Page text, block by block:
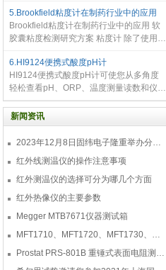
换新特别推广计划 从爱色丽购买全新
eXact 便携式分光光度仪/手持
5.Brookfield粘度计在制药行业中的应用
Brookfield粘度计在制药行业中的应用 软
胶囊粘度检测研究方案 粘度计 除了使用在
多，特别是一些药膏、注射液的配方设计
中，不同的配方导致药
6.HI9124便携式酸度pH计
HI9124便携式酸度pH计可使您从多角度
轻松查看pH、ORP、温度测量读数和仪器
性能状态；具有专用CAL检查电极诊断-
CAL Check™功能，允许用户随时查询电
极状态
新闻资讯
2023年12月8日固纬电子隆重举办分销商答谢会，展示重磅新产品！
红外线测温仪的操作注意事项
红外测温仪的选择可分为哪几个方面
红外热像仪的主要参数
Megger MTB7671仪器测试箱
MFT1710、MFT1720、MFT1730、MFT1735多功能测试仪
Prostat PRS-801B 重锤式表面电阻测量仪